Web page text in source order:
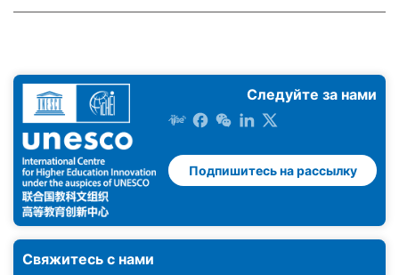
Следуйте за нами
Подпишитесь на рассылку
Свяжитесь с нами